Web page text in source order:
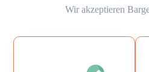
Wir akzeptieren